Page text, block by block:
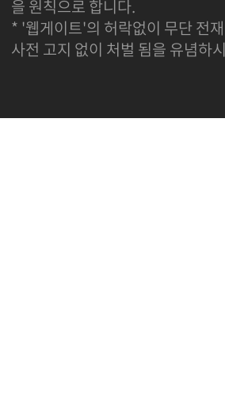
을 원칙으로 합니다.
* '웹게이트'의 허락없이 무단 전
사전 고지 없이 처벌 됨을 유념하